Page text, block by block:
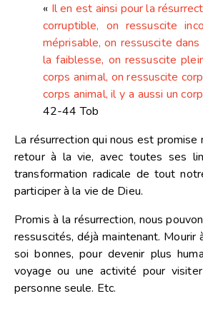
« Il en est ainsi pour la
corruptible, on ressuscite
méprisable, on ressuscite
la faiblesse, on ressuscite
corps animal, on ressuscite
corps animal, il y a aussi un
42-44 Tob
La résurrection qui nous est promise
retour à la vie, avec toutes ses
transformation radicale de tout
participer à la vie de Dieu.
Promis à la résurrection, nous
ressuscités, déjà maintenant. Mourir
soi bonnes, pour devenir plus
voyage ou une activité pour
personne seule. Etc.